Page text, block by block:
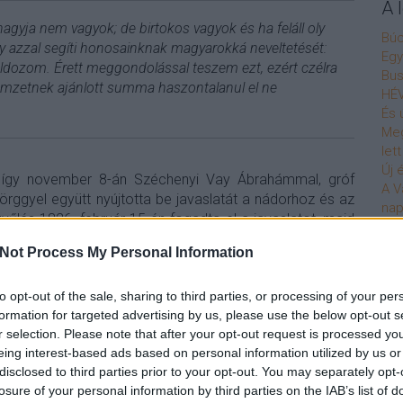
Process My Personal Information
opt-out of the sale, sharing to third parties, or processing of your
for targeted advertising by us, please use the below opt-out
selection. Please note that after your opt-out request is processed
interest-based ads based on personal information utilized by us
to third parties prior to your opt-out. You may separately
of your personal information by third parties on the IAB’s list of
nem vagyok; de birtokos vagyok és ha feláll oly
azzal segíti honosainknak magyarokká neveltetését:
Érett meggondolással teszem ezt, ezért czélra
ajánlott summa haszontalanul el ne
november 8-án Széchenyi Vay Ábrahámmal, gróf
együtt nyújtotta be javaslatát a nádorhoz és az
1826. február 15-én fogadta el a javaslatot, majd
kidolgozására, amelynek jelentését március 15-
Így 1827-ben kihirdethették a törvényt az Akadémia
1830-ban kezdte meg működését, az első
tartották meg. Ekkor még nem állt semmilyen székház
állt ún. Deron-házban üléseztek ideiglenesen. Néhány
helyiségét bérelték ki. Itt nyílt meg később az
23-iki megnyitásra írta Vörösmarty Mihály
A
És
lett
Új
A
A
A
A
10